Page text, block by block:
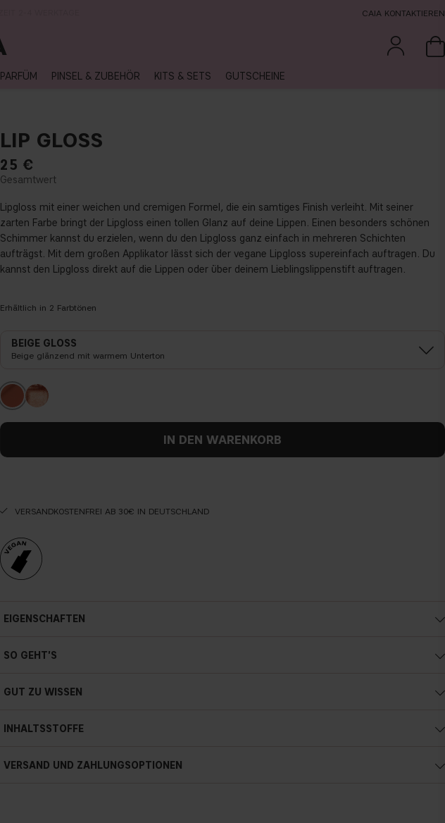
CAIA KONTAKTIEREN
PARFÜM PINSEL & ZUBEHÖR KITS & SETS GUTSCHEINE
LIP GLOSS
25 €
Lipgloss mit einer weichen und cremigen Formel, die ein samtiges Finish verleiht. Mit seiner
zarten Farbe bringt der Lipgloss einen tollen Glanz auf deine Lippen. Einen besonders schönen
Schimmer kannst du erzielen, wenn du den Lipgloss ganz einfach in mehreren Schichten
aufträgst. Mit dem großen Applikator lässt sich der vegane Lipgloss supereinfach auftragen. Du
kannst den Lipgloss direkt auf die Lippen oder über deinem Lieblingslippenstift auftragen.
Erhältlich in 2 Farbtönen
BEIGE GLOSS
Beige glänzend mit warmem Unterton
IN DEN WARENKORB
VERSANDKOSTENFREI AB 30€ IN DEUTSCHLAND
EIGENSCHAFTEN
SO GEHT'S
GUT ZU WISSEN
INHALTSSTOFFE
VERSAND UND ZAHLUNGSOPTIONEN